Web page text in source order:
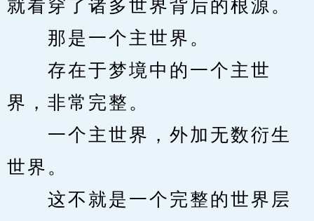
就看穿了诸多世界背后的根源。
那是一个主世界。
存在于梦境中的一个主世
界，非常完整。
一个主世界，外加无数衍生
世界。
这不就是一个完整的世界层